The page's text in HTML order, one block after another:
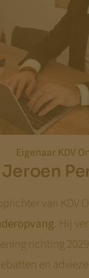
Eigenaar KDV
Jeroen
van KDV
. Hij
richting
en